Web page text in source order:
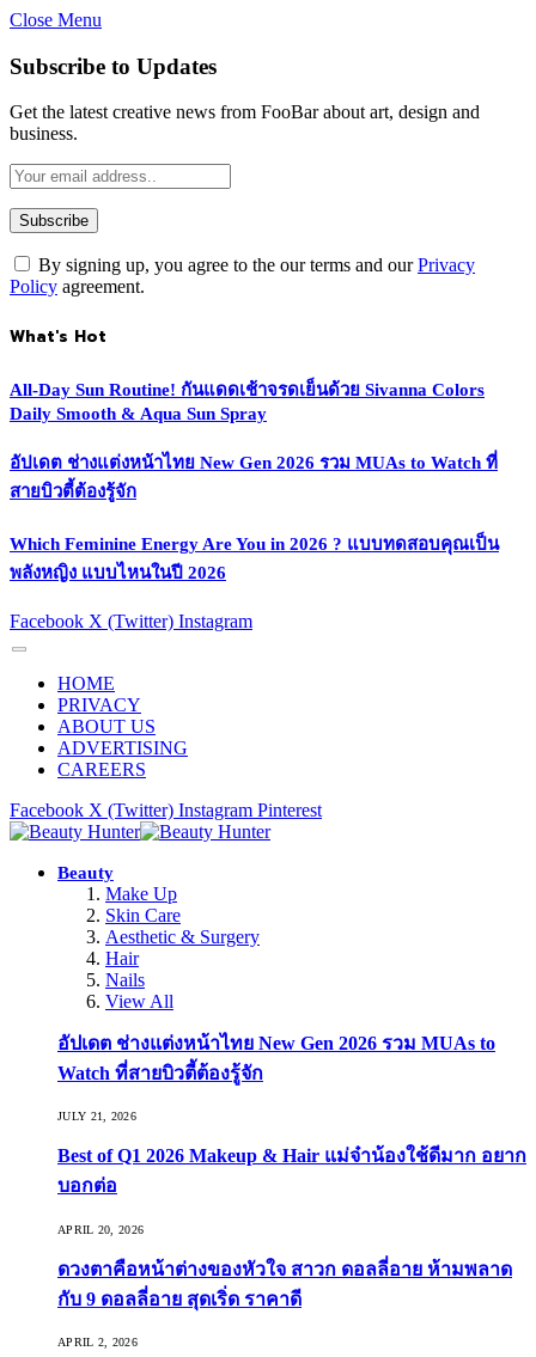
Close Menu
Subscribe to Updates
Get the latest creative news from FooBar about art, design and
business.
By signing up, you agree to the our terms and ourPrivacy
Policy agreement.
What's Hot
All-Day Sun Routine! กันแดดเช้าจรดเย็นด้วย Sivanna Colors
Daily Smooth & Aqua Sun Spray
อัปเดต ช่างแต่งหน้าไทย New Gen 2026 รวม MUAs to Watch ที่
สายบิวตี้ต้องรู้จัก
Which Feminine Energy Are You in 2026 ? แบบทดสอบคุณเป็น
พลังหญิง แบบไหนในปี 2026
Facebook X (Twitter) Instagram
HOME
PRIVACY
ABOUT US
ADVERTISING
CAREERS
Facebook X (Twitter) Instagram Pinterest
Beauty
Make Up
Skin Care
Aesthetic & Surgery
Hair
Nails
View All
อัปเดต ช่างแต่งหน้าไทย New Gen 2026 รวม MUAs to
Watch ที่สายบิวตี้ต้องรู้จัก
JULY 21, 2026
Best of Q1 2026 Makeup & Hair แม่จ๋าน้องใช้ดีมาก อยาก
บอกต่อ
APRIL 20, 2026
ดวงตาคือหน้าต่างของหัวใจ สาวก ดอลลี่อาย ห้ามพลาด
กับ 9 ดอลลี่อาย สุดเริ่ด ราคาดี
APRIL 2, 2026